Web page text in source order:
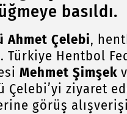
basıldı.
Ahmet Çelebi,
Türkiye Hentbol
Mehmet Şimşek
Çelebi’yi ziyaret
görüş